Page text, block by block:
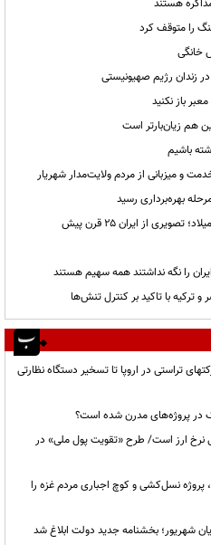
هستند
را متوقف کرد
خانگی
زندان رژیم صهیونیستی
باز نکنید
هم زیان‌بارتر است
باشیم
را نگه نداشتند همه سهیم هستند
با تاکید بر کنترل تنش‌ها
تراستی در اروپا تا تسخیر دستگاه نظارتی
در پروژه‌های مدرن شده است؟
ارز است/ طرح «تقویت پول ملی» در
پروژه نسل‌کشی و کوچ اجباری مردم غزه را
شهریور؛ بخشنامه جدید دولت ابلاغ شد